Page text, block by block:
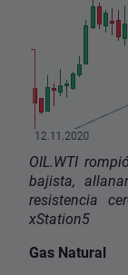
OIL.WTI
bajista,
resistencia
xStation5
Gas Natural